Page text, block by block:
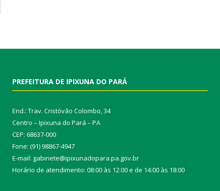
PREFEITURA DE IPIXUNA DO PARÁ
End.: Trav. Cristóvão Colombo, 34
Centro – Ipixuna do Pará – PA
CEP: 68637-000
Fone: (91) 98867-4947
E-mail: gabinete@ipixunadopara.pa.gov.br
Horário de atendimento: 08:00 às 12:00 e de 14:00 às 18:00